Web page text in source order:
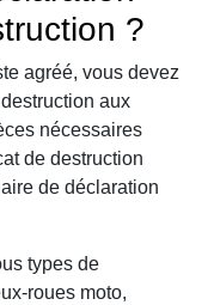
?
agréé, vous devez
aux
nécessaires
de destruction
de déclaration
types de
roues moto,